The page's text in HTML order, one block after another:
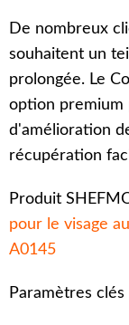
De nombreux
souhaitent un
prolongée. Le
option premium
d'amélioration
récupération
Produit
pour le visage
A0145
Paramètres clés